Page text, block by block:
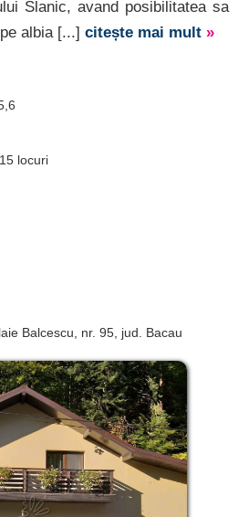
Slanic, avand posibilitatea sa
albia [...] citește mai mult »
locuri
Balcescu, nr. 95 , jud. Bacau